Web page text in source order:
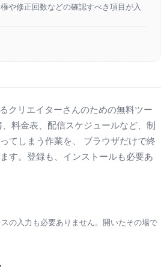
や修正回数などの確認すべき項目が入
クリエイターさんのための無料ツー
料金表、配信スケジュールなど、制
てしまう作業を、 ブラウザだけで終
す。登録も、インストールも必要あ
の入力も必要ありません。開いたその場で